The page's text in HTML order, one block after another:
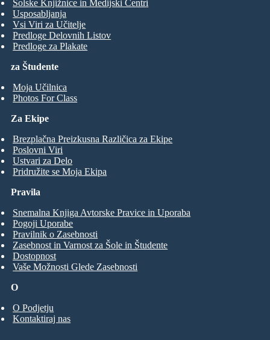
za Študente
Moja Učilnica
Photos For Class
Šolske Knjižnice in Medijski Centri
Usposabljanja
Vsi Viri za Učitelje
Predloge Delovnih Listov
Predloge za Plakate
Za Ekipe
Brezplačna Preizkusna Različica za Ekipe
Poslovni Viri
Ustvari za Delo
Pridružite se Moja Ekipa
O
O Podjetju
Kontaktiraj nas
Pravila
Snemalna Knjiga Avtorske Pravice in Uporaba
Pogoji Uporabe
Pravilnik o Zasebnosti
Zasebnost in Varnost za Šole in Študente
Dostopnost
Vaše Možnosti Glede Zasebnosti